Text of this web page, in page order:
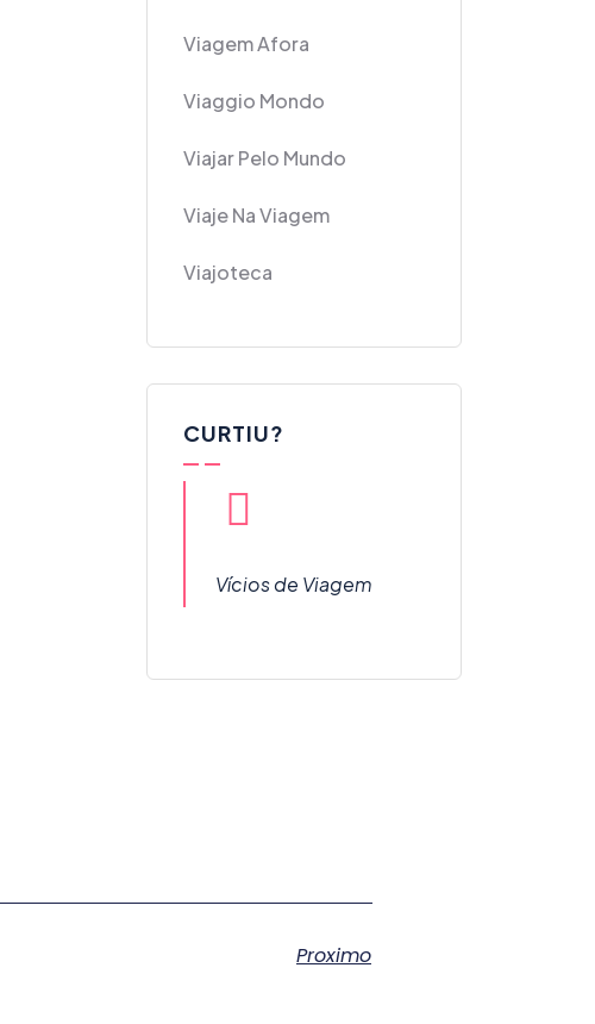
Viagem Afora
Viaggio Mondo
Viajar Pelo Mundo
Viaje Na Viagem
Viajoteca
CURTIU?
Vícios de Viagem
Proximo